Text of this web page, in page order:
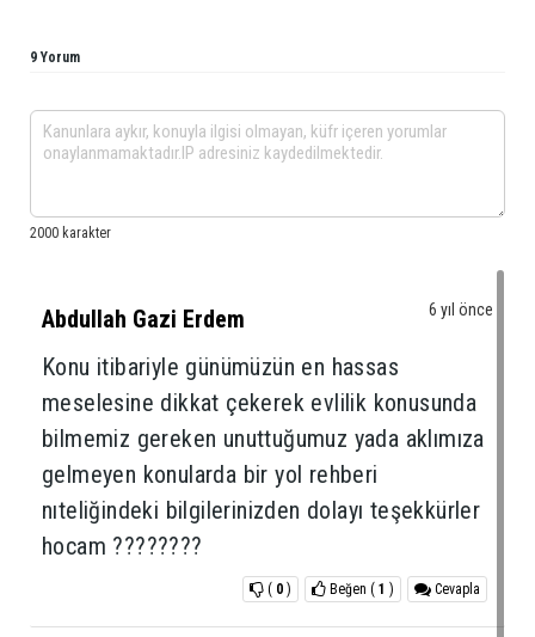
9 Yorum
Abdullah Gazi Erdem 6 yıl önce
Konu itibariyle günümüzün en hassas
meselesine dikkat çekerek evlilik konusunda
bilmemiz gereken unuttuğumuz yada aklımıza
gelmeyen konularda bir yol rehberi
nıteliğindeki bilgilerinizden dolayı teşekkürler
hocam ????????
Cevapla
Beğen ( 1 )
( 0 )